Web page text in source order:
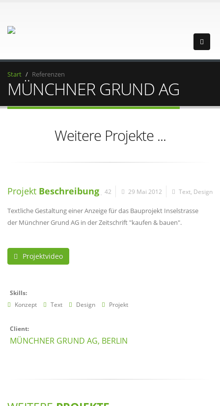
Start Referenzen
MÜNCHNER GRUND AG
Weitere Projekte ...
42 29 Mai 2012 Text Design
Projekt Beschreibung
Textliche Gestaltung einer Anzeige für das Bauprojekt Inselstrasse
der Münchner Grund AG in der Zeitschrift "kaufen & bauen".
Projektvideo
Skills:
Konzept
Text Design Projekt
Client:
MÜNCHNER GRUND AG, BERLIN